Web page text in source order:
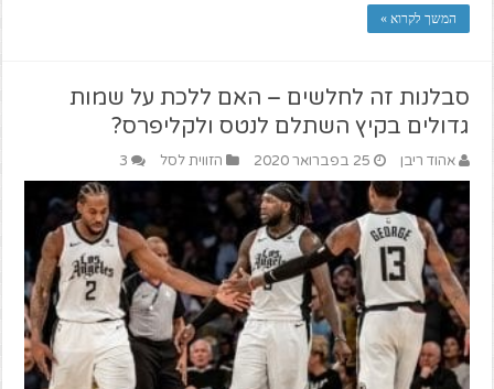
המשך לקרוא »
סבלנות זה לחלשים – האם ללכת על שמות
גדולים בקיץ השתלם לנטס ולקליפרס?
אהוד ריבן 25 בפברואר 2020 הזווית לסל 3